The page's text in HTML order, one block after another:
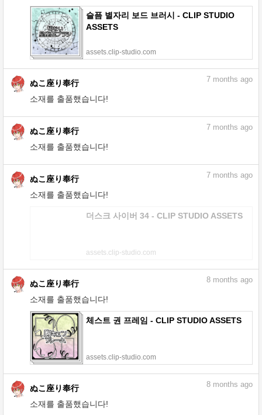
슬픔 별자리 보드 브러시 - CLIP STUDIO
ASSETS
assets.clip-studio.com
ぬこ座り奉行
소재를 출품했습니다!
7 months ago
ぬこ座り奉行
소재를 출품했습니다!
7 months ago
소재를 출품했습니다!
더스크 사이버 34 - CLIP STUDIO ASSETS
ぬこ座り奉行
소재를 출품했습니다!
체스트 권 프레임 - CLIP STUDIO ASSETS